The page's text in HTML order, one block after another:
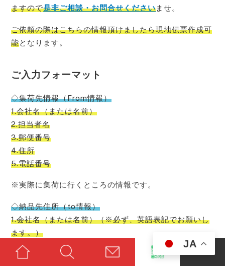
ますので是非ご相談・お問合せくださいませ。
ご依頼の際はこちらの情報頂けましたら現地伝票作成可
能となります。
ご入力フォーマット
◇集荷先情報（From情報）
1.会社名（または名前）
2.担当者名
3.郵便番号
4.住所
5.電話番号
※実際に集荷に行くところの情報です。
◇納品先住所（to情報）
1.会社名（または名前）（※必ず、英語表記でお願いし
ます。）
2.担当者名（※必ず、英語表記でお願いします。）
3.郵便番号
JA